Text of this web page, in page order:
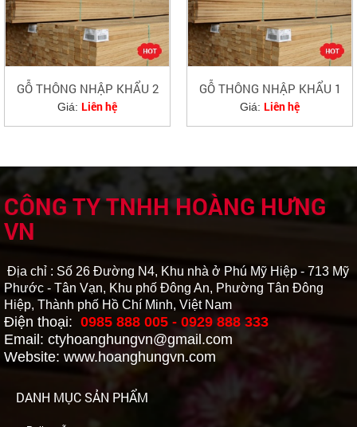
GỖ THÔNG NHẬP KHẨU 2
Giá: Liên hệ
GỖ THÔNG NHẬP KHẨU 1
Giá: Liên hệ
CÔNG TY TNHH HOÀNG HƯNG
VN
Địa chỉ : Số 26 Đường N4, Khu nhà ở Phú Mỹ Hiệp - 713 Mỹ
Phước - Tân Vạn, Khu phố Đông An, Phường Tân Đông
Hiệp, Thành phố Hồ Chí Minh, Việt Nam
Điện thoại: 0985 888 005 - 0929 888 333
Email: ctyhoanghungvn@gmail.com
Website: www.hoanghungvn.com
DANH MỤC SẢN PHẨM